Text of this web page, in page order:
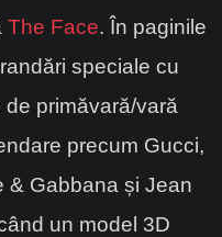
The Face. În paginile
speciale cu
primăvară/vară
precum Gucci,
& Gabbana și Jean
un model 3D